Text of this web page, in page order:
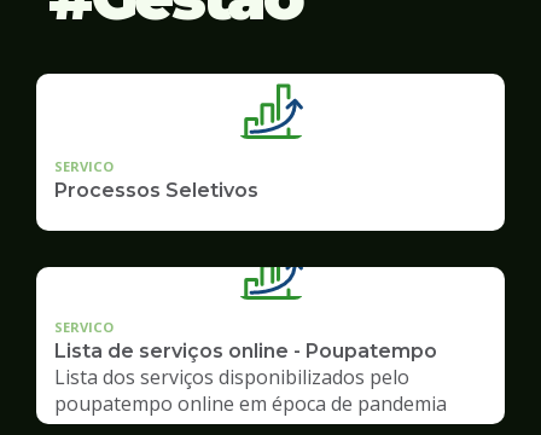
SERVICO
Processos Seletivos
SERVICO
Lista de serviços online - Poupatempo
Lista dos serviços disponibilizados pelo
poupatempo online em época de pandemia